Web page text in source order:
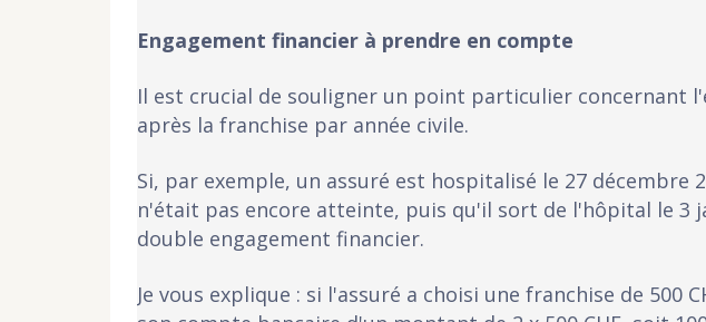
Engagement financier à prendre en compte
Il est crucial de souligner un point particulier concernant
après la franchise par année civile.
Si, par exemple, un assuré est hospitalisé le 27 décembre
n'était pas encore atteinte, puis qu'il sort de l'hôpital le 3
double engagement financier.
Je vous explique : si l'assuré a choisi une franchise de 500